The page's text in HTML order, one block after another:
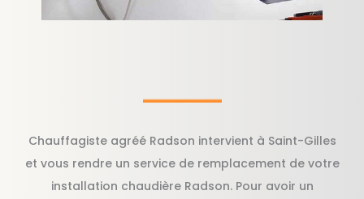
Chauffagiste agréé Radson intervient à Saint-Gilles
et vous rendre un service de remplacement de votre
installation chaudière Radson. Pour avoir un